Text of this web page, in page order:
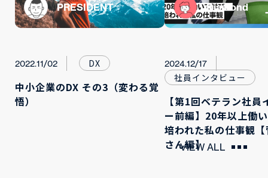
VIEW ALL
PRESIDENT
2022.11/02 DX
中小企業のDX その3（変わる覚
悟）
Diamond
2024.12/17
社員インタビュー
【第1回ベテラン社員
ー前編】20年以上働
培われた私の仕事観
さん編】